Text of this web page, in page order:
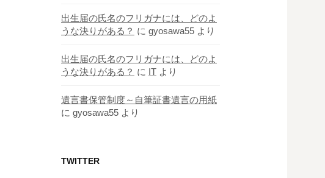
出生届の氏名のフリガナには、どのよ
うな決りがある？ に gyosawa55 より
出生届の氏名のフリガナには、どのよ
うな決りがある？ に IT より
遺言書保管制度～自筆証書遺言の用紙
に gyosawa55 より
TWITTER